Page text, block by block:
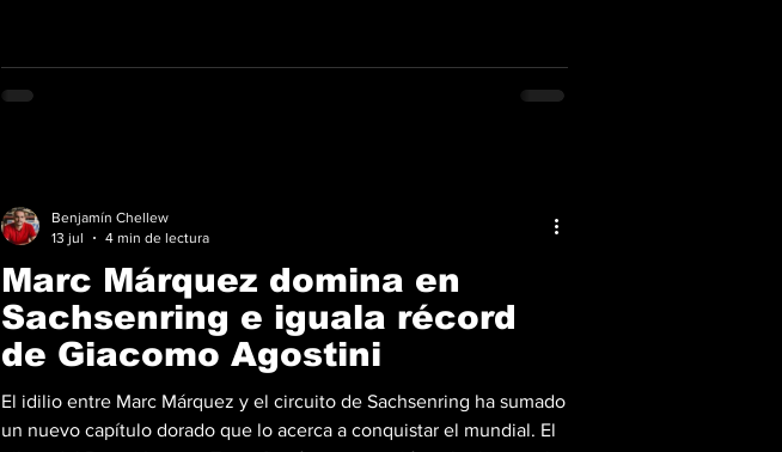
piloto de 24 años contuvo la presión de sus rivales e impuso un
ritmo demoledor durante todo el fi
Marc Márquez domina en
Sachsenring e iguala récord
de Giacomo Agostini
El idilio entre Marc Márquez y el circuito de Sachsenring ha sumado
un nuevo capítulo dorado que lo acerca a conquistar el mundial. El
Benjamín Chellew
13 jul
4 min de lectura